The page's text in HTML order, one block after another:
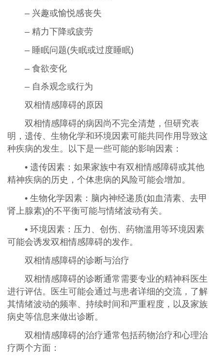
– 兴趣或愉悦感丧失
– 精力下降或疲劳
– 睡眠问题(失眠或过度睡眠)
– 食欲变化
– 自杀观念或行为
双相情感障碍的原因
双相情感障碍的病因尚不完全清楚，但研究表
明，遗传、生物化学和环境因素可能共同作用导致这
种疾病的发生。以下是一些可能的影响因素：
• 遗传因素：如果家族中有双相情感障碍或其他
精神疾病的历史，个体患病的风险可能会增加。
• 生物化学因素：脑内神经递质(如血清素、去甲
肾上腺素)的不平衡可能与情绪波动有关。
• 环境因素：压力、创伤、药物滥用等环境因素
可能会诱发双相情感障碍的发作。
双相情感障碍的诊断与治疗
双相情感障碍的诊断通常需要专业的精神科医生
进行评估。医生可能会通过与患者详细的交流，了解
其情绪波动的频率、持续时间和严重程度，以及家族
病史等信息来做出诊断。
双相情感障碍的治疗通常包括药物治疗和心理治
疗两个方面：